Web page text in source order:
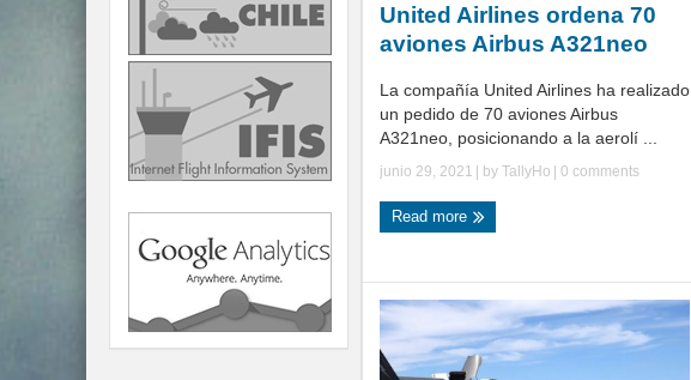
United Airlines ordena 70
aviones Airbus A321neo
La compañía United Airlines ha realizado
un pedido de 70 aviones Airbus
A321neo, posicionando a la aerolí ...
junio 29, 2021 | by TallyHo | 0 comments
Read more